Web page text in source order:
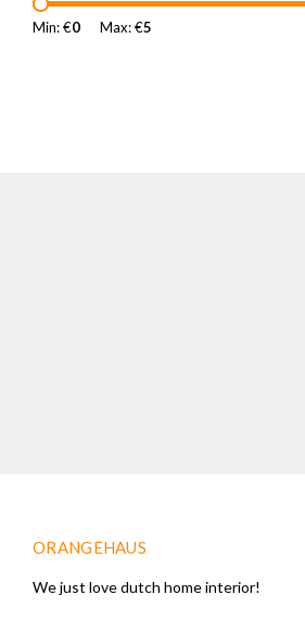
Min: €0 Max: €5
ORANGEHAUS
We just love dutch home interior!